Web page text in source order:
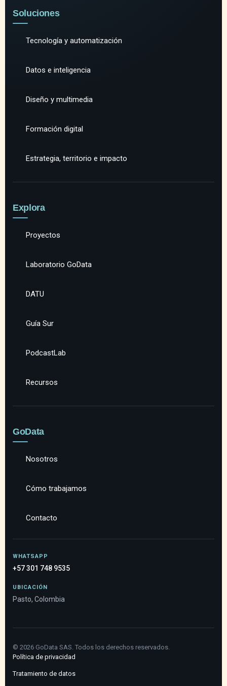
Soluciones
Tecnología y automatización
Datos e inteligencia
Diseño y multimedia
Formación digital
Estrategia, territorio e impacto
Explora
Proyectos
Laboratorio GoData
DATU
Guía Sur
PodcastLab
Recursos
GoData
Nosotros
Cómo trabajamos
Contacto
WHATSAPP
+57 301 748 9535
UBICACIÓN
Pasto, Colombia
© 2026 GoData SAS. Todos los derechos reservados.
Política de privacidad
Tratamiento de datos